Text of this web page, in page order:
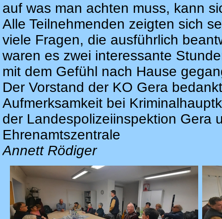
auf was man achten muss, kann
Alle Teilnehmenden zeigten sich
viele Fragen, die ausführlich
waren es zwei interessante
mit dem Gefühl nach Hause
Der Vorstand der KO Gera
Aufmerksamkeit bei
der Landespolizeiinspektion Gera
Ehrenamtszentrale
Annett Rödiger